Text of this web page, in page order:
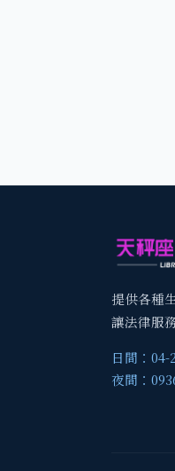
提供各種
讓法律服
日間：04-
夜間：